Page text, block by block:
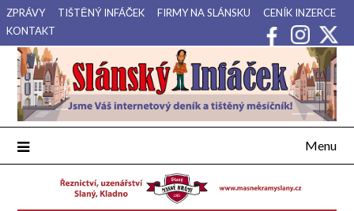
Přejdi
na
obsah
ZPRÁVY TIŠTĚNÝ INFÁČEK FIRMY NA SLÁNSKU
CENÍK INZERCE
KONTAKT
Slánský Infáček
Váš internetový deník a tištěný měsíčník pro Slánsko, Kladensko
a Lounsko.
Menu